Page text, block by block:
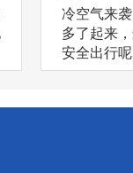
冷空气来
多了起来
安全出行